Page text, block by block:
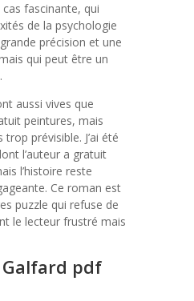
fascinante, qui
de la psychologie
précision et une
qui peut être un
aussi vives que
peintures, mais
prévisible. J’ai été
l’auteur a gratuit
l’histoire reste
Ce roman est
puzzle qui refuse de
le lecteur frustré mais
pdf